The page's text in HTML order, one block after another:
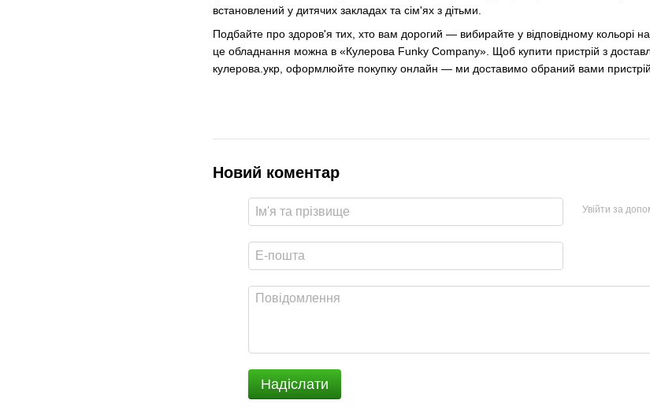
встановлений у дитячих закладах та сім'ях з дітьми.
Подбайте про здоров'я тих, хто вам дорогий — вибирайте у відповідному кольорі
це обладнання можна в «Кулерова Funky Company». Щоб купити пристрій з
кулерова.укр, оформлюйте покупку онлайн — ми доставимо обраний вами пристрій
Новий коментар
Увійти за
Надіслати